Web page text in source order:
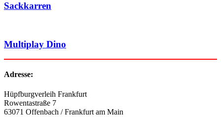
Sackkarren
Multiplay Dino
Adresse:
Hüpfburgverleih Frankfurt
Rowentastraße 7
63071 Offenbach / Frankfurt am Main